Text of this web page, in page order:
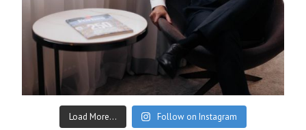
Load More... Follow on Instagram